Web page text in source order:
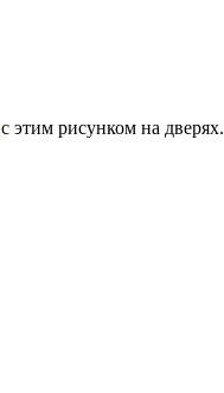
с этим рисунком на дверях.